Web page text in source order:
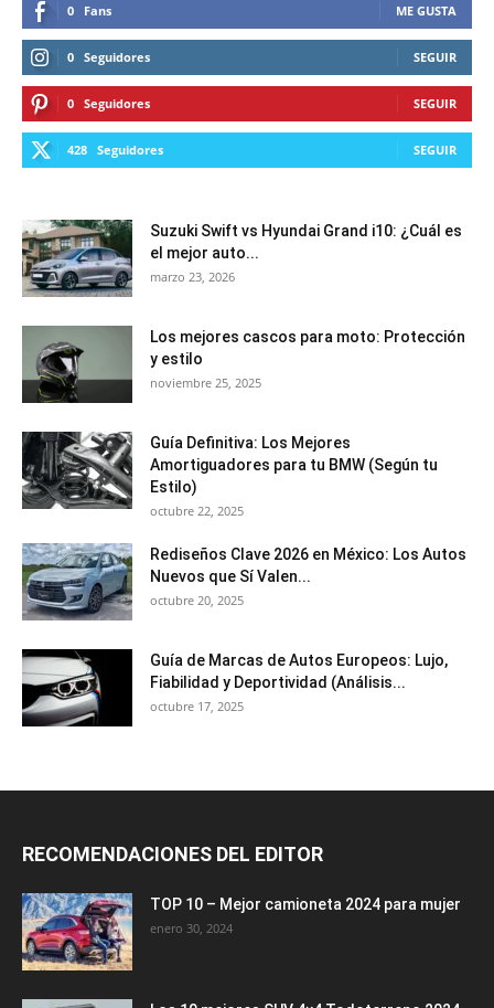
0 Fans ME GUSTA
0 Seguidores SEGUIR
0 Seguidores SEGUIR
428 Seguidores SEGUIR
Suzuki Swift vs Hyundai Grand i10: ¿Cuál es
el mejor auto...
marzo 23, 2026
Los mejores cascos para moto: Protección
y estilo
noviembre 25, 2025
Guía Definitiva: Los Mejores
Amortiguadores para tu BMW (Según tu
Estilo)
octubre 22, 2025
Rediseños Clave 2026 en México: Los Autos
Nuevos que Sí Valen...
octubre 20, 2025
Guía de Marcas de Autos Europeos: Lujo,
Fiabilidad y Deportividad (Análisis...
octubre 17, 2025
RECOMENDACIONES DEL EDITOR
TOP 10 – Mejor camioneta 2024 para mujer
enero 30, 2024